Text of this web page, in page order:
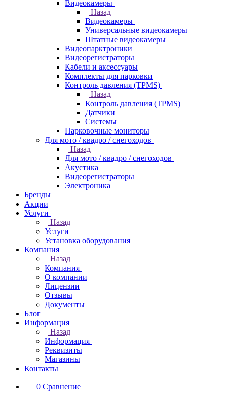
Видеокамеры
Назад
Видеокамеры
Универсальные видеокамеры
Штатные видеокамеры
Видеопарктроники
Видеорегистраторы
Кабели и аксессуары
Комплекты для парковки
Контроль давления (TPMS)
Назад
Контроль давления (TPMS)
Датчики
Системы
Парковочные мониторы
Для мото / квадро / снегоходов
Назад
Для мото / квадро / снегоходов
Акустика
Видеорегистраторы
Электроника
Бренды
Акции
Услуги
Назад
Услуги
Установка оборудования
Компания
Назад
Компания
О компании
Лицензии
Отзывы
Документы
Блог
Информация
Назад
Информация
Реквизиты
Магазины
Контакты
0 Сравнение